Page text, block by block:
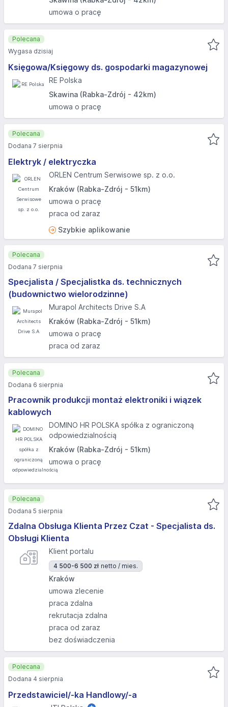
umowa o pracę
Księgowa/Księgowy ds. gospodarki magazynowej
RE Polska
Skawina (Rabka-Zdrój - 42km)
umowa o pracę
Polecana
Wygasa dzisiaj
Elektryk / elektryczka
ORLEN Centrum Serwisowe sp. z o.o.
Kraków (Rabka-Zdrój - 51km)
umowa o pracę
praca od zaraz
Szybkie aplikowanie
Polecana
Dodana 7 sierpnia
Specjalista / Specjalistka ds. technicznych
(budownictwo wielorodzinne)
Murapol Architects Drive S.A
Kraków (Rabka-Zdrój - 51km)
umowa o pracę
praca od zaraz
Polecana
Dodana 7 sierpnia
Pracownik produkcji montaż elektroniki i wiązek
kablowych
DOMINO HR POLSKA spółka z ograniczoną
odpowiedzialnością
Kraków (Rabka-Zdrój - 51km)
umowa o pracę
Polecana
Dodana 6 sierpnia
Zdalna Obsługa Klienta Przez Czat - Specjalista ds.
Obsługi Klienta
Klient portalu
4 500-6 500 zł netto / mies.
Kraków
umowa zlecenie
praca zdalna
rekrutacja zdalna
praca od zaraz
bez doświadczenia
Polecana
Dodana 5 sierpnia
Przedstawiciel/-ka Handlowy/-a
Polecana
Dodana 4 sierpnia